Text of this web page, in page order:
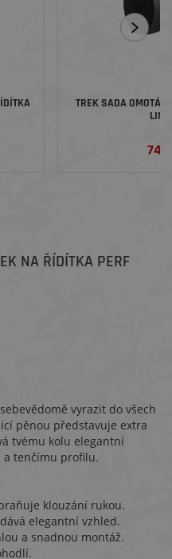
TREK SADA
749
NA ŘÍDÍTKA PERF
vyrazit do všech
pěnou představuje extra
tvému kolu elegantní
a tenčímu profilu.
klouzání rukou.
elegantní vzhled.
a snadnou montáž.